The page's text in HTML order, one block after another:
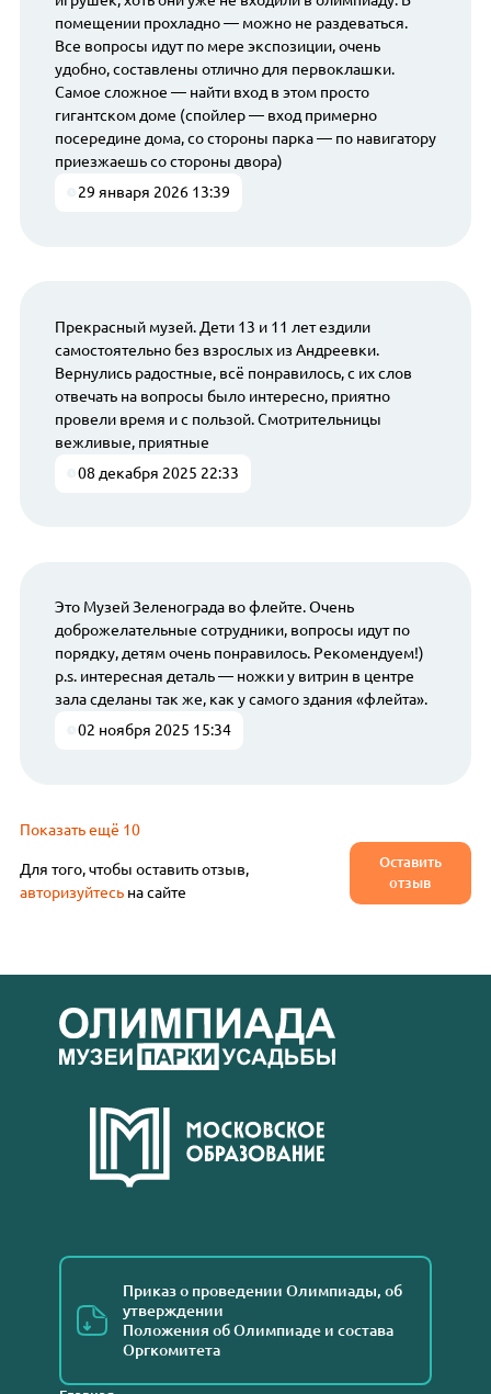
помещении прохладно — можно не раздеваться.
Все вопросы идут по мере экспозиции, очень
удобно, составлены отлично для первоклашки.
Самое сложное — найти вход в этом просто
гигантском доме (спойлер — вход примерно
посередине дома, со стороны парка — по навигатору
приезжаешь со стороны двора)
29 января 2026 13:39
Прекрасный музей. Дети 13 и 11 лет ездили
самостоятельно без взрослых из Андреевки.
Вернулись радостные, всё понравилось, с их слов
отвечать на вопросы было интересно, приятно
провели время и с пользой. Смотрительницы
вежливые, приятные
08 декабря 2025 22:33
Это Музей Зеленограда во флейте. Очень
доброжелательные сотрудники, вопросы идут по
порядку, детям очень понравилось. Рекомендуем!)
p.s. интересная деталь — ножки у витрин в центре
зала сделаны так же, как у самого здания «флейта».
02 ноября 2025 15:34
Показать ещё 10
Для того, чтобы оставить отзыв,
авторизуйтесь на сайте
Оставить
отзыв
Приказ о проведении Олимпиады, об
утверждении
Положения об Олимпиаде и состава
Оргкомитета